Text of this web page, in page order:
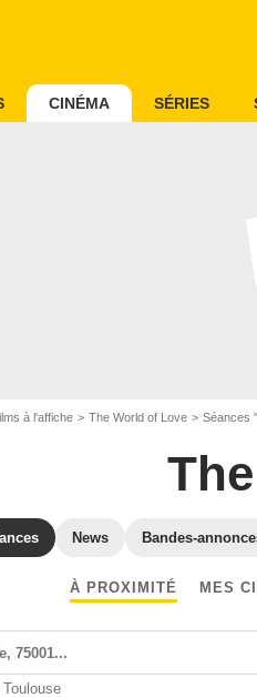
CINÉMA SÉRIES
à l'affiche The World of Love Séances
News Bandes-
À PROXIMITÉ MES